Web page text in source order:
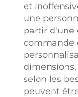
et
une
partir d'une
commande
selon les
peuvent